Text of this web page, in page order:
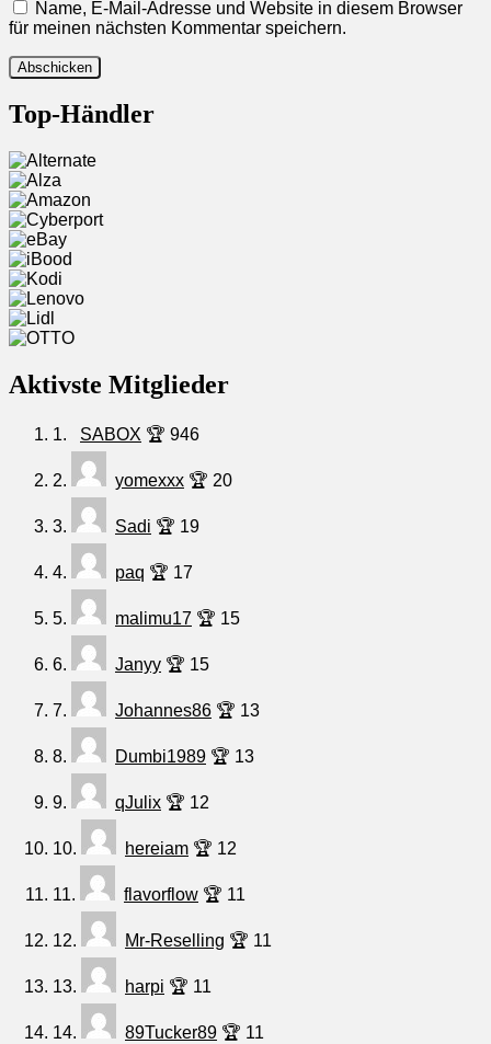
Name, E-Mail-Adresse und Website in diesem Browser
für meinen nächsten Kommentar speichern.
Top-Händler
Aktivste Mitglieder
1. SABOX 🏆 946
2. yomexxx 🏆 20
3. Sadi 🏆 19
4. paq 🏆 17
5. malimu17 🏆 15
6. Janyy 🏆 15
7. Johannes86 🏆 13
8. Dumbi1989 🏆 13
9. qJulix 🏆 12
10. hereiam 🏆 12
11. flavorflow 🏆 11
12. Mr-Reselling 🏆 11
13. harpi 🏆 11
14. 89Tucker89 🏆 11